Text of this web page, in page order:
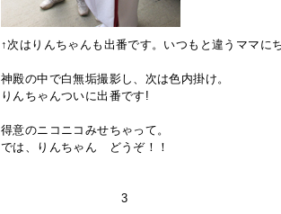
↑次はりんちゃんも出番です。いつもと違うママに
神殿の中で白無垢撮影し、次は色内掛け。
りんちゃんついに出番です!
得意のニコニコみせちゃって。
では、りんちゃん どうぞ！！
3